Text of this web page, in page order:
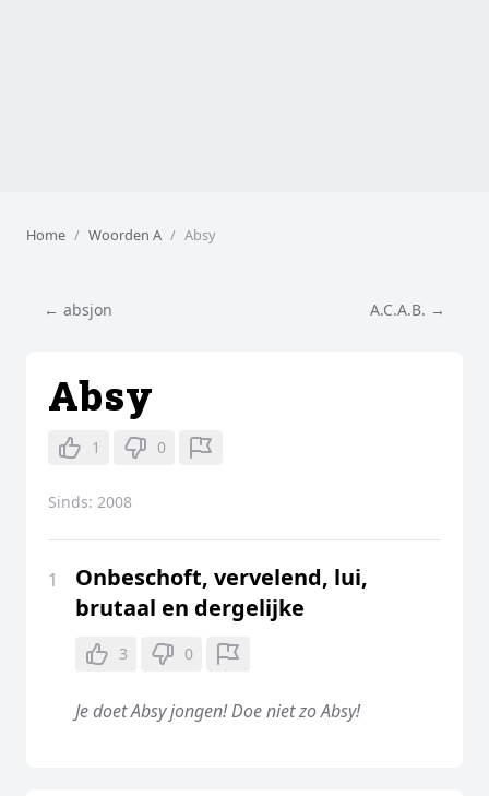
Home Woorden A Absy
← absjon A.C.A.B. →
Absy
1 0
Sinds: 2008
1
Onbeschoft, vervelend, lui,
brutaal en dergelijke
3 0
Je doet Absy jongen! Doe niet zo Absy!